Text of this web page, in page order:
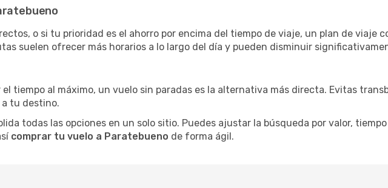
o si tu prioridad es el ahorro por encima del tiempo de viaje, un plan de viaje
suelen ofrecer más horarios a lo largo del día y pueden disminuir
tiempo al máximo, un vuelo sin paradas es la alternativa más directa. Evitas
tu destino.
todas las opciones en un solo sitio. Puedes ajustar la búsqueda por valor,
comprar tu vuelo a Paratebueno de forma ágil.